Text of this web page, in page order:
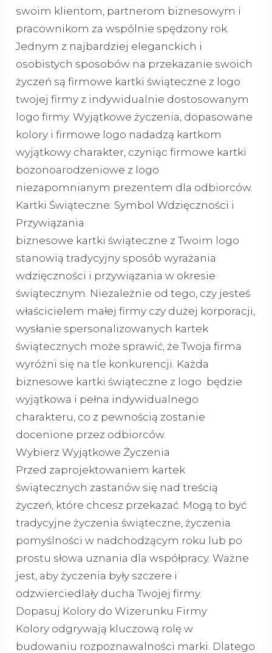
swoim klientom, partnerom biznesowym i
pracownikom za wspólnie spędzony rok.
Jednym z najbardziej eleganckich i
osobistych sposobów na przekazanie swoich
życzeń są firmowe kartki świąteczne z logo
twojej firmy z indywidualnie dostosowanym
logo firmy. Wyjątkowe życzenia, dopasowane
kolory i firmowe logo nadadzą kartkom
wyjątkowy charakter, czyniąc firmowe kartki
bozonoarodzeniowe z logo
niezapomnianym prezentem dla odbiorców.
Kartki Świąteczne: Symbol Wdzięczności i
Przywiązania
biznesowe kartki świąteczne z Twoim logo
stanowią tradycyjny sposób wyrażania
wdzięczności i przywiązania w okresie
świątecznym. Niezależnie od tego, czy jesteś
właścicielem małej firmy czy dużej korporacji,
wysłanie spersonalizowanych kartek
świątecznych może sprawić, że Twoja firma
wyróżni się na tle konkurencji. Każda
biznesowe kartki świąteczne z logo będzie
wyjątkowa i pełna indywidualnego
charakteru, co z pewnością zostanie
docenione przez odbiorców.
Wybierz Wyjątkowe Życzenia
Przed zaprojektowaniem kartek
świątecznych zastanów się nad treścią
życzeń, które chcesz przekazać. Mogą to być
tradycyjne życzenia świąteczne, życzenia
pomyślności w nadchodzącym roku lub po
prostu słowa uznania dla współpracy. Ważne
jest, aby życzenia były szczere i
odzwierciedlały ducha Twojej firmy.
Dopasuj Kolory do Wizerunku Firmy
Kolory odgrywają kluczową rolę w
budowaniu rozpoznawalności marki. Dlatego